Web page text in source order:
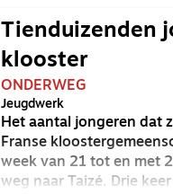
Tienduizenden
klooster
ONDERWEG
Jeugdwerk
Het aantal jongeren dat
Franse
week van 21 tot en met
weg naar Taizé. Drie